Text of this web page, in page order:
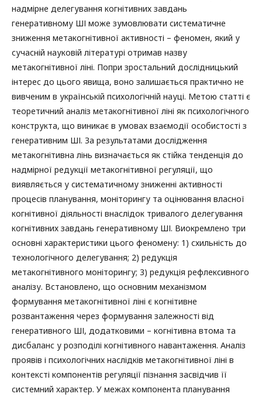
надмірне делегування когнітивних завдань
генеративному ШІ може зумовлювати систематичне
зниження метакогнітивної активності – феномен, який у
сучасній науковій літературі отримав назву
метакогнітивної ліні. Попри зростальний дослідницький
інтерес до цього явища, воно залишається практично не
вивченим в українській психологічній науці. Метою статті є
теоретичний аналіз метакогнітивної ліні як психологічного
конструкта, що виникає в умовах взаємодії особистості з
генеративним ШІ. За результатами дослідження
метакогнітивна лінь визначається як стійка тенденція до
надмірної редукції метакогнітивної регуляції, що
виявляється у систематичному зниженні активності
процесів планування, моніторингу та оцінювання власної
когнітивної діяльності внаслідок тривалого делегування
когнітивних завдань генеративному ШІ. Виокремлено три
основні характеристики цього феномену: 1) схильність до
технологічного делегування; 2) редукція
метакогнітивного моніторингу; 3) редукція рефлексивного
аналізу. Встановлено, що основним механізмом
формування метакогнітивної ліні є когнітивне
розвантаження через формування залежності від
генеративного ШІ, додатковими – когнітивна втома та
дисбаланс у розподілі когнітивного навантаження. Аналіз
проявів і психологічних наслідків метакогнітивної ліні в
контексті компонентів регуляції пізнання засвідчив її
системний характер. У межах компонента планування